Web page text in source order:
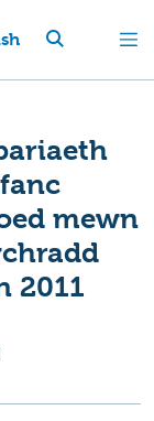
mewn
2011